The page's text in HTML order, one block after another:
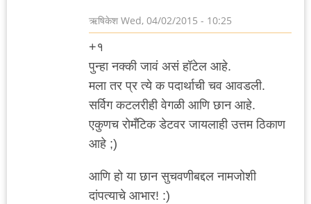
ऋषिकेश Wed, 04/02/2015 - 10:25
+१
पुन्हा नक्की जावं असं हॉटेल आहे.
मला तर प्र त्ये क पदार्थाची चव आवडली.
सर्विग कटलरीही वेगळी आणि छान आहे.
एकुणच रोमँटिक डेटवर जायलाही उत्तम ठिकाण
आहे ;)
आणि हो या छान सुचवणीबद्दल नामजोशी
दांपत्याचे आभार! :)